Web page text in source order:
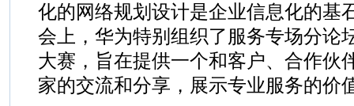
化的网络规划设计是企业信息化的基
会上，华为特别组织了服务专场分论
大赛，旨在提供一个和客户、合作伙
家的交流和分享，展示专业服务的价